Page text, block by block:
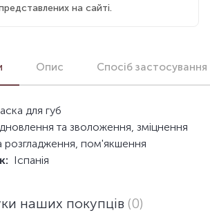
на сайті.
Опис Спосіб застосування
для губ
та зволоження, зміцнення
розгладження, пом'якшення
Іспанія
наших покупців (0)